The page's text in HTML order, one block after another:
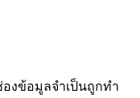
องข้อมูลจำเป็นถูกทำ